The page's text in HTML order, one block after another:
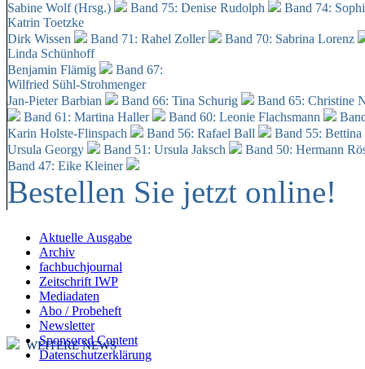
Sabine Wolf (Hrsg.)
Band 75: Denise Rudolph
Band 74:
Katrin Toetzke
Dirk Wissen
Band 71: Rahel Zoller
Band 70: Sabrina Lorenz
Linda Schünhoff
Benjamin Flämig
Band 67:
Wilfried Sühl-Strohmenger
Jan-Pieter Barbian
Band 66: Tina Schurig
Band 65: Christine
Band 61: Martina Haller
Band 60: Leonie Flachsmann
Karin Holste-Flinspach
Band 56: Rafael Ball
Band 55:
Ursula Georgy
Band 51: Ursula Jaksch Band 50: Hermann
Band 47: Eike Kleiner
Bestellen Sie jetzt online!
Aktuelle Ausgabe
Archiv
fachbuchjournal
Zeitschrift IWP
Mediadaten
Abo / Probeheft
Newsletter
Sponsored Content
Datenschutzerklärung
WEITERE NEWS